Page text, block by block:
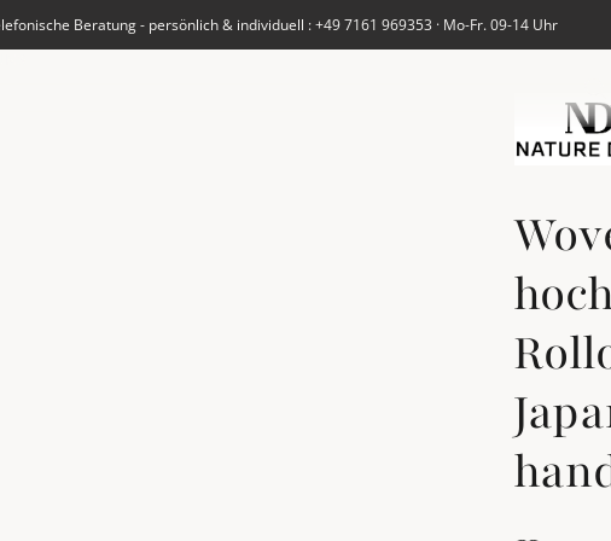
Beratung - persönlich & individuell : +49 7161 969353 · Mo-Fr. 09-14 Uhr